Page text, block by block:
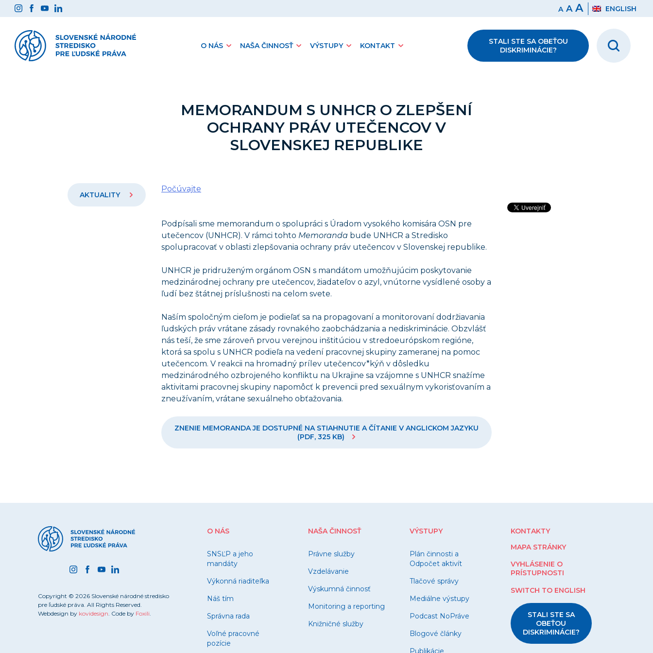
Preskočiť
na
A A A ENGLISH
O NÁS NAŠA ČINNOSŤ VÝSTUPY KONTAKT
STALI STE SA OBEŤOU
DISKRIMINÁCIE?
MEMORANDUM S UNHCR O ZLEPŠENÍ
OCHRANY PRÁV UTEČENCOV V
SLOVENSKEJ REPUBLIKE
AKTUALITY
Počúvajte
Podpísali sme memorandum o spolupráci s Úradom vysokého komisára OSN pre
utečencov (UNHCR). V rámci tohto Memoranda bude UNHCR a Stredisko
spolupracovať v oblasti zlepšovania ochrany práv utečencov v Slovenskej republike.
UNHCR je pridruženým orgánom OSN s mandátom umožňujúcim poskytovanie
medzinárodnej ochrany pre utečencov, žiadateľov o azyl, vnútorne vysídlené osoby a
ľudí bez štátnej príslušnosti na celom svete.
Naším spoločným cieľom je podieľať sa na propagovaní a monitorovaní dodržiavania
ľudských práv vrátane zásady rovnakého zaobchádzania a nediskriminácie. Obzvlášť
nás teší, že sme zároveň prvou verejnou inštitúciou v stredoeurópskom regióne,
ktorá sa spolu s UNHCR podieľa na vedení pracovnej skupiny zameranej na pomoc
utečencom. V reakcii na hromadný prílev utečencov*kýň v dôsledku
medzinárodného ozbrojeného konfliktu na Ukrajine sa vzájomne s UNHCR snažíme
aktivitami pracovnej skupiny napomôcť k prevencii pred sexuálnym vykorisťovaním a
zneužívaním, vrátane sexuálneho obťažovania.
ZNENIE MEMORANDA JE DOSTUPNÉ NA STIAHNUTIE A ČÍTANIE V ANGLICKOM JAZYKU
(PDF, 325 KB)
O NÁS
SNSĽP a jeho
mandáty
Výkonná riaditeľka
Náš tím
Správna rada
Voľné pracovné
pozície
NAŠA ČINNOSŤ
Právne služby
Vzdelávanie
Výskumná činnosť
Monitoring a reporting
Knižničné služby
VÝSTUPY
Plán činnosti a
Odpočet aktivít
Tlačové správy
Mediálne výstupy
Podcast NoPráve
Blogové články
Publikácie
KONTAKTY
MAPA STRÁNKY
VYHLÁSENIE O
PRÍSTUPNOSTI
SWITCH TO ENGLISH
STALI STE SA
OBEŤOU
DISKRIMINÁCIE?
Copyright © 2026 Slovenské národné stredisko
pre ľudské práva. All Rights Reserved.
Webdesign by kovidesign . Code by Foxili